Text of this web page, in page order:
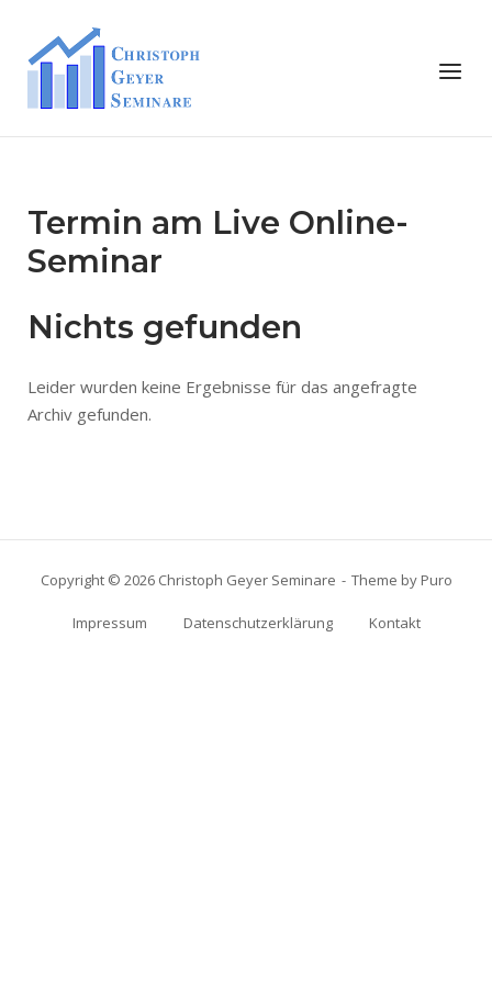
content
Home
Menu
Termin am Live Online-
Seminar
Nichts gefunden
Leider wurden keine Ergebnisse für das angefragte
Archiv gefunden.
Copyright © 2026 Christoph Geyer Seminare Theme by Puro
Impressum Datenschutzerklärung Kontakt